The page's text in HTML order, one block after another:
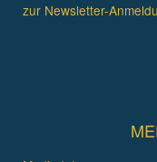
zur Newsletter-